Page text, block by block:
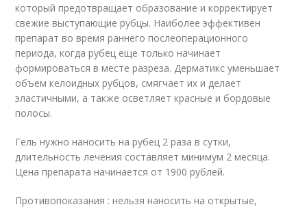
который предотвращает образование и корректирует
свежие выступающие рубцы. Наиболее эффективен
препарат во время раннего послеоперационного
периода, когда рубец еще только начинает
формироваться в месте разреза. Дерматикс уменьшает
объем келоидных рубцов, смягчает их и делает
эластичными, а также осветляет красные и бордовые
полосы.
Гель нужно наносить на рубец 2 раза в сутки,
длительность лечения составляет минимум 2 месяца.
Цена препарата начинается от 1900 рублей.
Противопоказания : нельзя наносить на открытые,